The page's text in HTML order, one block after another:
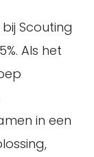
Scouting
Als het
in een